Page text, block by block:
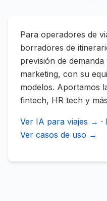
Para operadores de
borradores de
previsión de
marketing, con su
modelos. Aportamos
fintech, HR tech y
Ver IA para viajes → ·
Ver casos de uso →